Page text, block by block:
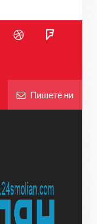
Пишете ни